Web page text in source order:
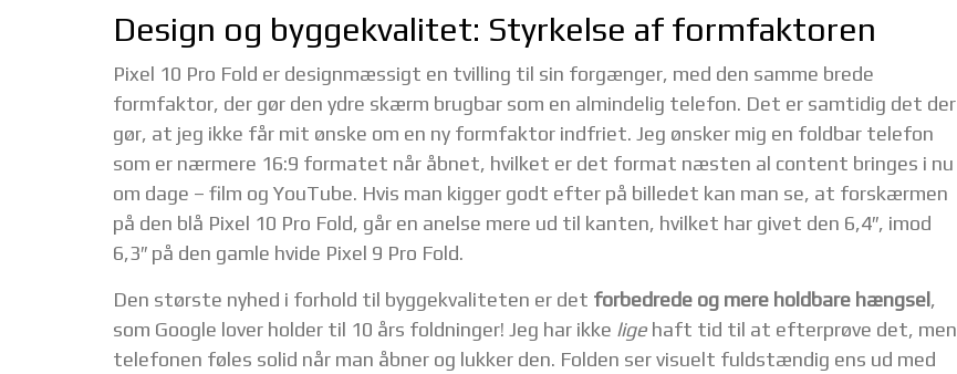
Design og byggekvalitet: Styrkelse af formfaktoren
Pixel 10 Pro Fold er designmæssigt en tvilling til sin forgænger, med den samme brede
formfaktor, der gør den ydre skærm brugbar som en almindelig telefon. Det er samtidig det der
gør, at jeg ikke får mit ønske om en ny formfaktor indfriet. Jeg ønsker mig en foldbar telefon
som er nærmere 16:9 formatet når åbnet, hvilket er det format næsten al content bringes i nu
om dage – film og YouTube. Hvis man kigger godt efter på billedet kan man se, at forskærmen
på den blå Pixel 10 Pro Fold, går en anelse mere ud til kanten, hvilket har givet den 6,4″, imod
6,3″ på den gamle hvide Pixel 9 Pro Fold.
Den største nyhed i forhold til byggekvaliteten er det forbedrede og mere holdbare hængsel,
som Google lover holder til 10 års foldninger! Jeg har ikke lige haft tid til at efterprøve det, men
telefonen føles solid når man åbner og lukker den. Folden ser visuelt fuldstændig ens ud med